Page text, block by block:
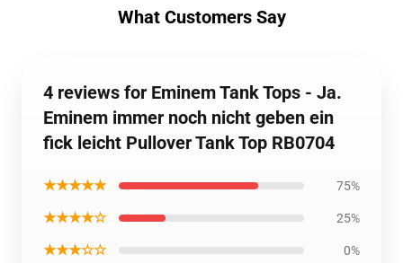
What Customers Say
4 reviews for Eminem Tank Tops - Ja.
Eminem immer noch nicht geben ein
fick leicht Pullover Tank Top RB0704
★★★★★ 75%
★★★★☆ 25%
★★★☆☆ 0%